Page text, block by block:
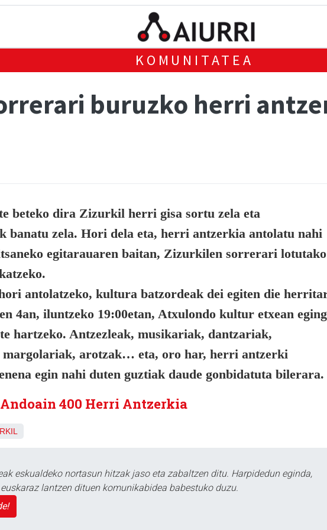
KOMUNITATEA
buruzko herri
beteko dira Zizurkil herri gisa sortu zela eta
banatu zela. Hori dela eta, herri antzerkia antolatu nahi
egitarauaren baitan, Zizurkilen sorrerari lotutako
antolatzeko, kultura batzordeak dei egiten die
4an, iluntzeko 19:00etan, Atxulondo kultur etxean
hartzeko. Antzezleak, musikariak, dantzariak,
margolariak, arotzak… eta, oro har, herri antzerki
egin nahi duten guztiak daude gonbidatuta bilerara.
Andoain 400 Herri Antzerkia
eskualdeko nortasun hitzak jaso eta zabaltzen ditu. Harpidedun eginda,
lantzen dituen komunikabidea babestuko duzu.